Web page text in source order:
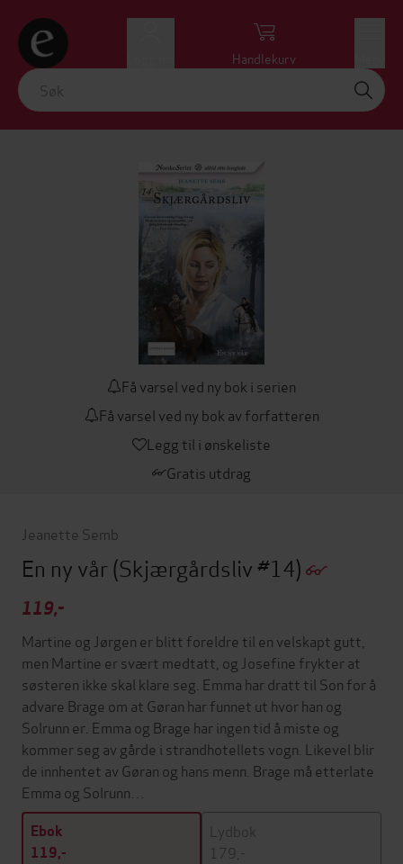
Handlekurv
Få varsel ved ny bok i serien
Få varsel ved ny bok av forfatteren
Legg til i ønskeliste
Gratis utdrag
Jeanette Semb
En ny vår(Skjærgårdsliv #14)
119,-
Martine og Jørgen er blitt foreldre til en velskapt gutt,
men Martine er svært medtatt, og Josefine frykter at
søsteren ikke skal klare seg. Emma har dratt til Son for å
advare Brage om at Gøran har funnet ut hvor han og
Solrunn er. Emma og Brage har ingen tid å miste og
kommer seg av gårde i strandhotellets vogn. Likevel blir
de innhentet av Gøran og hans menn. Brage må etterlate
Emma og Solrunn…
Ebok
119,-
Lydbok
179,-